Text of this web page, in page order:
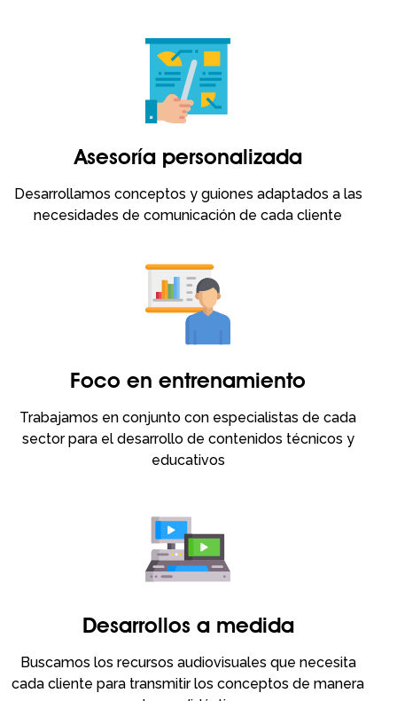
Asesoría personalizada
Desarrollamos conceptos y guiones adaptados a las
necesidades de comunicación de cada cliente
Foco en entrenamiento
Trabajamos en conjunto con especialistas de cada
sector para el desarrollo de contenidos técnicos y
educativos
Desarrollos a medida
Buscamos los recursos audiovisuales que necesita
cada cliente para transmitir los conceptos de manera